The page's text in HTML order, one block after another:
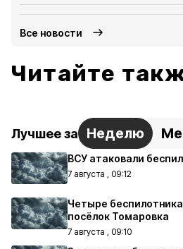
Все новости
Читайте
Лучшее за Неделю
ВСУ атаковали
7 августа , 09:12
Четыре
посёлок Томаровка
7 августа , 09:10